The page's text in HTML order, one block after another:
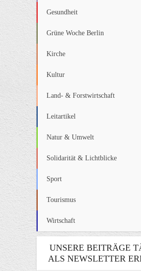
Gesundheit
Grüne Woche Berlin
Kirche
Kultur
Land- & Forstwirtschaft
Leitartikel
Natur & Umwelt
Solidarität & Lichtblicke
Sport
Tourismus
Wirtschaft
UNSERE BEITRÄGE
ALS NEWSLETTER